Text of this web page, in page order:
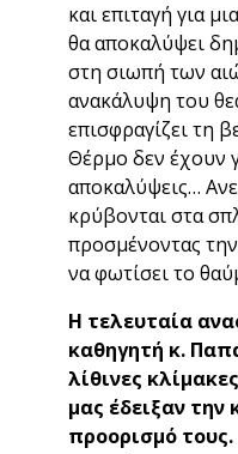
και επιταγή για
θα αποκαλύψει
στη σιωπή των
ανακάλυψη του
επισφραγίζει τη
Θέρμο δεν έχουν
αποκαλύψεις…
κρύβονται στα
προσμένοντας
να φωτίσει το
Η τελευταία
καθηγητή κ.
λίθινες
μας έδειξαν την
προορισμό τους.